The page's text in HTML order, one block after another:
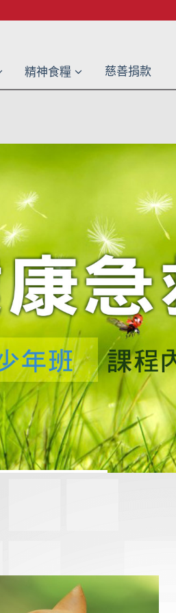
精神食糧 慈善捐款